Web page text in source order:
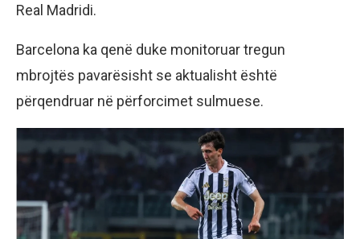
Real Madridi.
Barcelona ka qenë duke monitoruar tregun
mbrojtës pavarësisht se aktualisht është
përqendruar në përforcimet sulmuese.